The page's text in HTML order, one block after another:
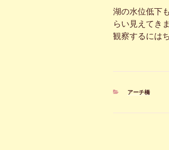
湖の水位低下
らい見えてき
観察するには
カ
アーチ橋